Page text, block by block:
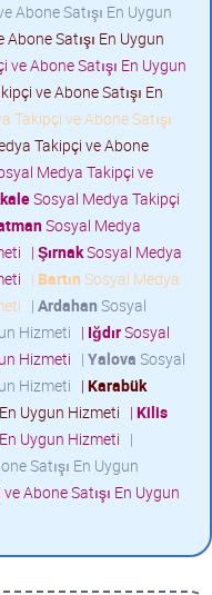
Abone Satışı En Uygun
Satışı En Uygun
Abone Satışı En Uygun
ve Abone Satışı En
Takipçi ve Abone Satışı
Takipçi ve Abone
Medya Takipçi ve
Sosyal Medya Takipçi
Sosyal Medya
| ŞırnakSosyal Medya
| Bartın Sosyal Medya
| Ardahan Sosyal
Hizmeti | IğdırSosyal
Hizmeti | Yalova Sosyal
Hizmeti | Karabük
Uygun Hizmeti | Kilis
Uygun Hizmeti |
Satışı En Uygun
Abone Satışı En Uygun